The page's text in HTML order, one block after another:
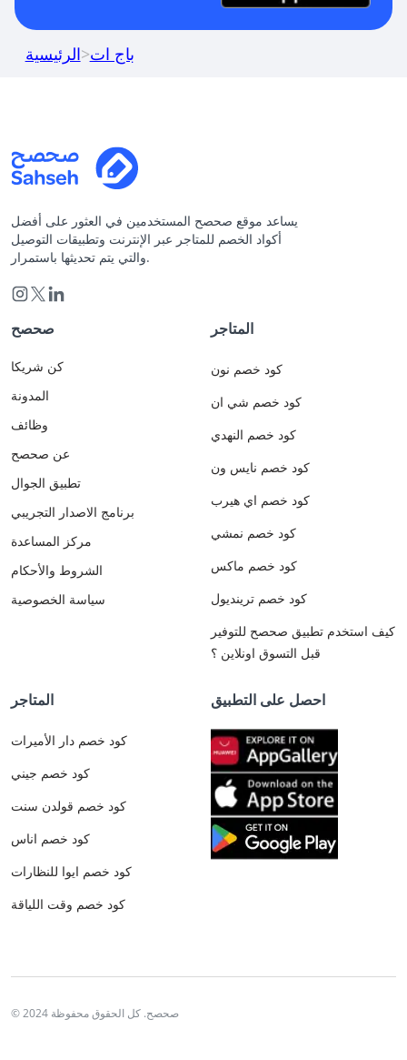
الرئيسية>باج ات
يساعد موقع صحصح المستخدمين في العثور على أفضل
أكواد الخصم للمتاجر عبر الإنترنت وتطبيقات التوصيل
والتي يتم تحديثها باستمرار.
صحصح
كن شريكا
المدونة
وظائف
عن صحصح
تطبيق الجوال
برنامج الاصدار التجريبي
مركز المساعدة
الشروط والأحكام
سياسة الخصوصية
المتاجر
كود خصم نون
كود خصم شي ان
كود خصم النهدي
كود خصم نايس ون
كود خصم اي هيرب
كود خصم نمشي
كود خصم ماكس
كود خصم ترينديول
كيف استخدم تطبيق صحصح للتوفير
قبل التسوق اونلاين ؟
المتاجر
كود خصم دار الأميرات
كود خصم جيني
كود خصم قولدن سنت
كود خصم اناس
كود خصم ايوا للنظارات
كود خصم وقت اللياقة
احصل على التطبيق
© 2024 صحصح. كل الحقوق محفوظة